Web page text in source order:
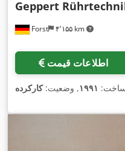
Forst ۴٬۱۵۵ km
Geppert
اطلاعات قیمت
۱۹۹۱, وضعیت:کارکرده